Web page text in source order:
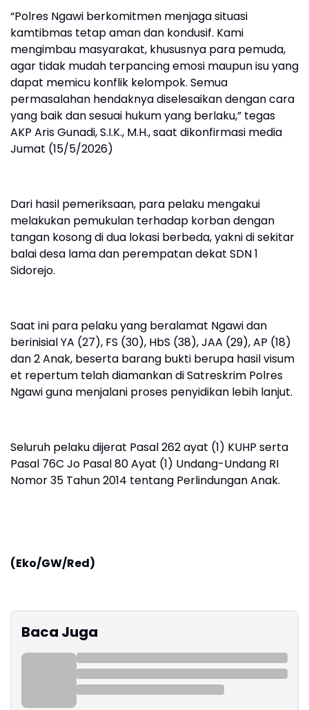
“Polres Ngawi berkomitmen menjaga situasi
kamtibmas tetap aman dan kondusif. Kami
mengimbau masyarakat, khususnya para pemuda,
agar tidak mudah terpancing emosi maupun isu yang
dapat memicu konflik kelompok. Semua
permasalahan hendaknya diselesaikan dengan cara
yang baik dan sesuai hukum yang berlaku,” tegas
AKP Aris Gunadi, S.I.K., M.H., saat dikonfirmasi media
Jumat (15/5/2026)
Dari hasil pemeriksaan, para pelaku mengakui
melakukan pemukulan terhadap korban dengan
tangan kosong di dua lokasi berbeda, yakni di sekitar
balai desa lama dan perempatan dekat SDN 1
Sidorejo.
Saat ini para pelaku yang beralamat Ngawi dan
berinisial YA (27), FS (30), HbS (38), JAA (29), AP (18)
dan 2 Anak, beserta barang bukti berupa hasil visum
et repertum telah diamankan di Satreskrim Polres
Ngawi guna menjalani proses penyidikan lebih lanjut.
Seluruh pelaku dijerat Pasal 262 ayat (1) KUHP serta
Pasal 76C Jo Pasal 80 Ayat (1) Undang-Undang RI
Nomor 35 Tahun 2014 tentang Perlindungan Anak.
(Eko/GW/Red)
Baca Juga